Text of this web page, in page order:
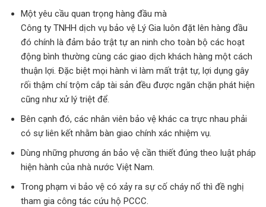
Một yêu cầu quan trọng hàng đầu mà
Công ty TNHH dịch vụ bảo vệ Lý Gia luôn đặt lên hàng đầu
đó chính là đảm bảo trật tự an ninh cho toàn bộ các hoạt
động bình thường cùng các giao dịch khách hàng một cách
thuận lợi. Đặc biệt mọi hành vi làm mất trật tự, lợi dụng gây
rối thậm chí trộm cắp tài sản đều được ngăn chặn phát hiện
cũng như xử lý triệt để.
Bên cạnh đó, các nhân viên bảo vệ khác ca trực nhau phải
có sự liên kết nhằm bàn giao chính xác nhiệm vụ.
Dùng những phương án bảo vệ cần thiết đúng theo luật pháp
hiện hành của nhà nước Việt Nam.
Trong phạm vi bảo vệ có xảy ra sự cố cháy nổ thì đề nghị
tham gia công tác cứu hộ PCCC.